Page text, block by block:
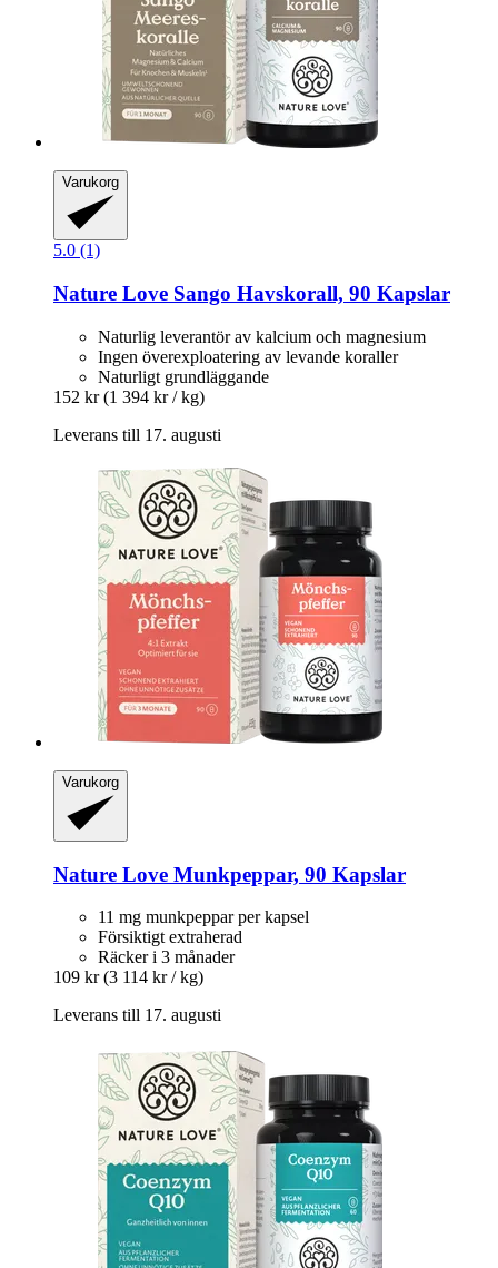
Varukorg
5.0 (1)
Nature Love Sango Havskorall, 90 Kapslar
Naturlig leverantör av kalcium och magnesium
Ingen överexploatering av levande koraller
Naturligt grundläggande
152 kr (1 394 kr / kg)
Leverans till 17. augusti
Varukorg
Nature Love Munkpeppar, 90 Kapslar
11 mg munkpeppar per kapsel
Försiktigt extraherad
Räcker i 3 månader
109 kr (3 114 kr / kg)
Leverans till 17. augusti